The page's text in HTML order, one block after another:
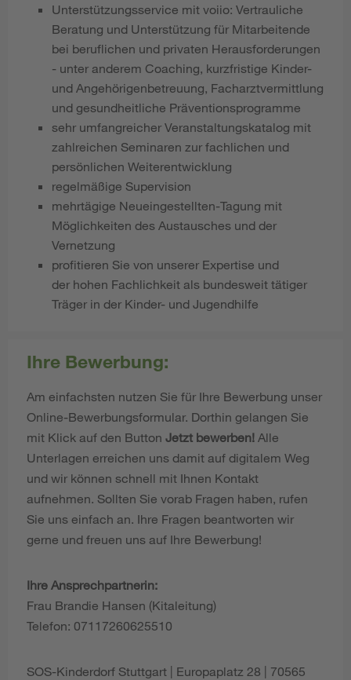
Unterstützungsservice mit voiio: Vertrauliche
Beratung und Unterstützung für Mitarbeitende
bei beruflichen und privaten Herausforderungen
- unter anderem Coaching, kurzfristige Kinder-
und Angehörigenbetreuung, Facharztvermittlung
und gesundheitliche Präventionsprogramme
sehr umfangreicher Veranstaltungskatalog mit
zahlreichen Seminaren zur fachlichen und
persönlichen Weiterentwicklung
regelmäßige Supervision
mehrtägige Neueingestellten-Tagung mit
Möglichkeiten des Austausches und der
Vernetzung
profitieren Sie von unserer Expertise und
der hohen Fachlichkeit als bundesweit tätiger
Träger in der Kinder- und Jugendhilfe
Ihre Bewerbung:
Am einfachsten nutzen Sie für Ihre Bewerbung unser
Online-Bewerbungsformular. Dorthin gelangen Sie
mit Klick auf den Button Jetzt bewerben! Alle
Unterlagen erreichen uns damit auf digitalem Weg
und wir können schnell mit Ihnen Kontakt
aufnehmen. Sollten Sie vorab Fragen haben, rufen
Sie uns einfach an. Ihre Fragen beantworten wir
gerne und freuen uns auf Ihre Bewerbung!
Ihre Ansprechpartnerin:
Frau Brandie Hansen (Kitaleitung)
Telefon: 07117260625510
SOS-Kinderdorf Stuttgart | Europaplatz 28 | 70565